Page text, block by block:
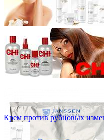
Крем против рубцовых